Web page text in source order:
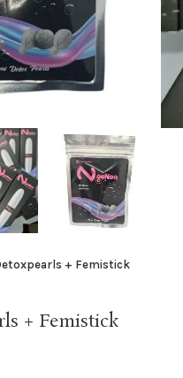
+ Femistick
+ Femistick